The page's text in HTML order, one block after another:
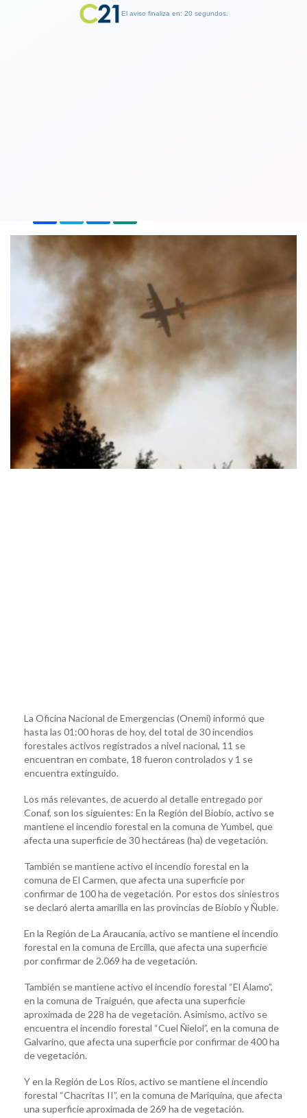
La Oficina Nacional de Emergencias (Onemi) informó que
hasta las 01:00 horas de hoy, del total de 30 incendios
forestales activos registrados a nivel nacional, 11 se
encuentran en combate, 18 fueron controlados y 1 se
encuentra extinguido.
Los más relevantes, de acuerdo al detalle entregado por
Conaf, son los siguientes: En la Región del Biobío, activo se
mantiene el incendio forestal en la comuna de Yumbel, que
afecta una superficie de 30 hectáreas (ha) de vegetación.
También se mantiene activo el incendio forestal en la
comuna de El Carmen, que afecta una superficie por
confirmar de 100 ha de vegetación. Por estos dos siniestros
se declaró alerta amarilla en las provincias de Biobío y Ñuble.
En la Región de La Araucanía, activo se mantiene el incendio
forestal en la comuna de Ercilla, que afecta una superficie
por confirmar de 2.069 ha de vegetación.
También se mantiene activo el incendio forestal “El Álamo”,
en la comuna de Traiguén, que afecta una superficie
aproximada de 228 ha de vegetación. Asimismo, activo se
encuentra el incendio forestal “Cuel Ñielol”, en la comuna de
Galvarino, que afecta una superficie por confirmar de 400 ha
de vegetación.
Y en la Región de Los Ríos, activo se mantiene el incendio
forestal “Chacritas II”, en la comuna de Mariquina, que afecta
una superficie aproximada de 269 ha de vegetación.
El aviso finaliza en: 19 segundos.